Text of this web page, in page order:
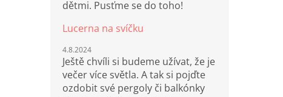
dětmi. Pusťme se do toho!
Lucerna na svíčku
4.8.2024
Ještě chvíli si budeme užívat, že je
večer více světla. A tak si pojďte
ozdobit své pergoly či balkónky